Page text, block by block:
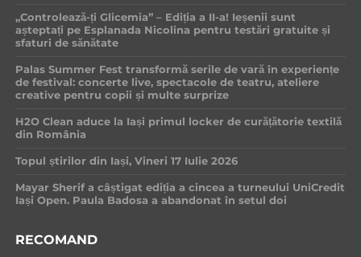
„Controlează-ți Glicemia” – Ediția a II-a! Ieșenii sunt
așteptați pe Esplanada Nicolina pentru testări gratuite și
sfaturi de sănătate
Palas Summer Fest transformă serile de vară în experiențe
de festival: concerte live, spectacole de teatru, ateliere
creative pentru copii și multe surprize
H2O Clean aduce la Iași primul locker de curățătorie textilă
din România
Topul știrilor din Iași, Vineri 17 Iulie 2026
Mayar Sherif a câștigat ediția a cincea a turneului UniCredit
Iași Open. Paula Badosa a abandonat în setul doi
RECOMAND